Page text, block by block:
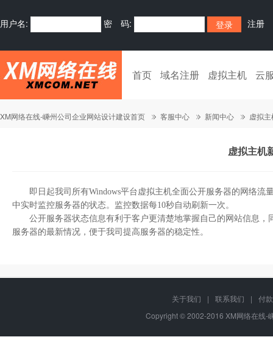
用户名: 密 码: 注册
首页 域名注册 虚拟主机 云
XM网络在线-嵊州公司企业网站设计建设首页 客服中心 新闻中心 虚拟
虚拟主机
即日起我司所有Windows平台虚拟主机全面公开服务器的网络流
中实时监控服务器的状态。监控数据每10秒自动刷新一次。
公开服务器状态信息有利于客户更清楚地掌握自己的网站信息，
服务器的最新情况，便于我司提高服务器的稳定性。
关于我们 | 联系我们 |
付
Copyright © 2002-2016 XM网络在线-